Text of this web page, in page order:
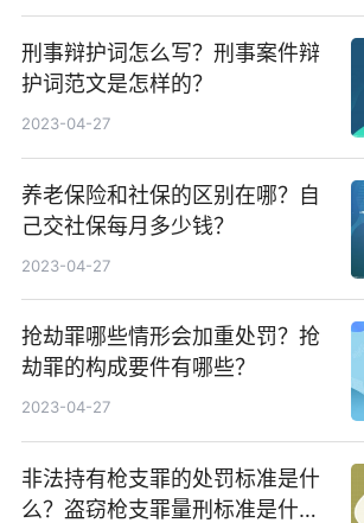
刑事辩护词怎么写？刑事案件辩
护词范文是怎样的？
2023-04-27
养老保险和社保的区别在哪？自
己交社保每月多少钱？
2023-04-27
抢劫罪哪些情形会加重处罚？抢
劫罪的构成要件有哪些？
2023-04-27
非法持有枪支罪的处罚标准是什
么？盗窃枪支罪量刑标准是什